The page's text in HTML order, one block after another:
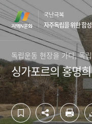
컨
텐
츠
역
바
로
가
기
하
단
영
바
로
가
기
국난극복
자주독립을 위한 함
독립운동 현장을 가다, 독
싱가포르의 홍명